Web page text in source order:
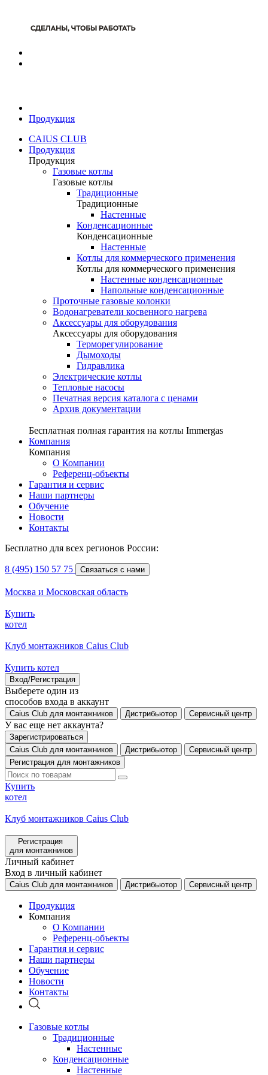
Продукция
CAIUS CLUB
Продукция
Продукция
Газовые котлы
Газовые котлы
Традиционные
Традиционные
Настенные
Конденсационные
Конденсационные
Настенные
Котлы для коммерческого применения
Котлы для коммерческого применения
Настенные конденсационные
Напольные конденсационные
Проточные газовые колонки
Водонагреватели косвенного нагрева
Аксессуары для оборудования
Аксессуары для оборудования
Терморегулирование
Дымоходы
Гидравлика
Электрические котлы
Тепловые насосы
Печатная версия каталога с ценами
Архив документации
Бесплатная полная гарантия на котлы Immergas
Компания
Компания
О Компании
Референц-объекты
Гарантия и сервис
Наши партнеры
Обучение
Новости
Контакты
Бесплатно для всех регионов России:
8 (495) 150 57 75 Связаться с нами
Москва и Московская область
Купить
котел
Клуб монтажников Caius Club
Купить котел
Вход/Регистрация
Выберете один из
способов входа в аккаунт
Caius Club для монтажников Дистрибьютор Сервисный центр
У вас еще нет аккаунта?
Зарегистрироваться
Caius Club для монтажников
Дистрибьютор
Сервисный центр
Регистрация для монтажников
Купить
котел
Клуб монтажников Caius Club
Регистрация
для монтажников
Личный кабинет
Вход в личный кабинет
Caius Club для монтажников Дистрибьютор Сервисный центр
Продукция
Компания
О Компании
Референц-объекты
Гарантия и сервис
Наши партнеры
Обучение
Новости
Контакты
Газовые котлы
Традиционные
Настенные
Конденсационные
Настенные